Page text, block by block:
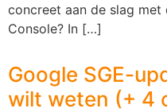
concreet aan de slag
Console? In […]
Google SGE-
wilt weten (+ 4